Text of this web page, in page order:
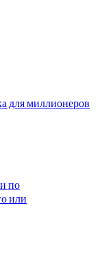
для миллионеров
по
или